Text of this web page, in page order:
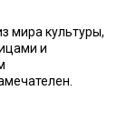
мира культуры,
и